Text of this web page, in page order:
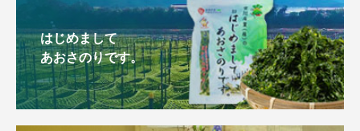
はじめまして
あおさのりです。